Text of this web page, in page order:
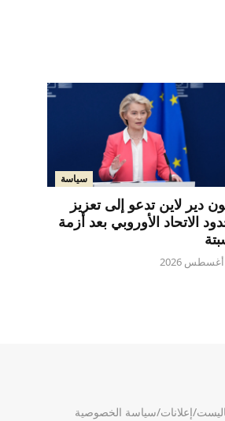
سياسة
دير لاين تدعو إلى تعزيز
الاتحاد الأوروبي بعد أزمة
/إعلانات/سياسة الخصوصية